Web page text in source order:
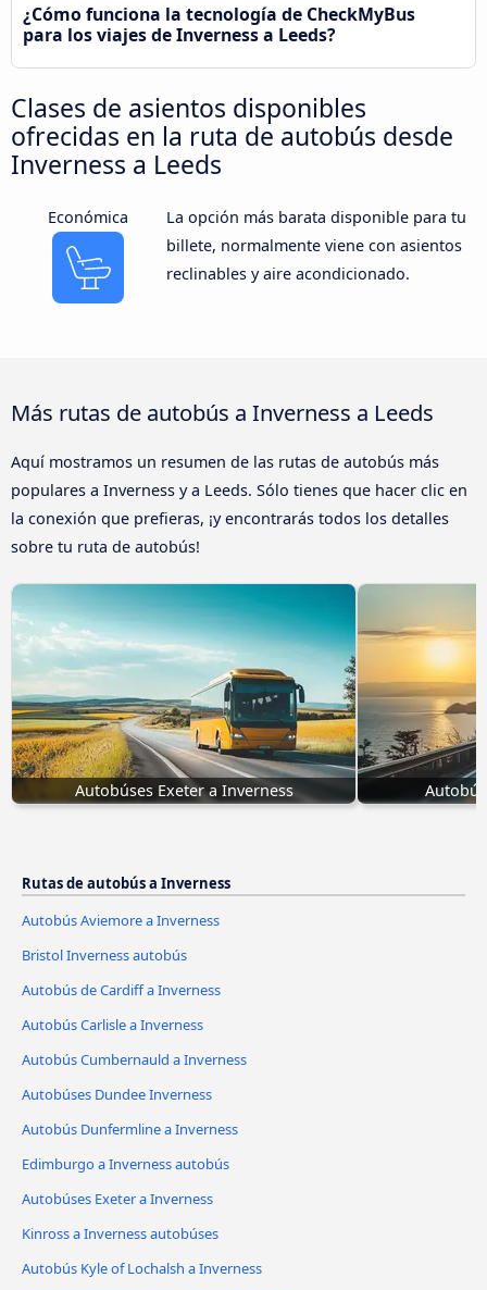
¿Cómo funciona la tecnología de CheckMyBus
para los viajes de Inverness a Leeds?
Clases de asientos disponibles
ofrecidas en la ruta de autobús desde
Inverness a Leeds
Económica
La opción más barata disponible para tu
billete, normalmente viene con asientos
reclinables y aire acondicionado.
Más rutas de autobús a Inverness a Leeds
Aquí mostramos un resumen de las rutas de autobús más
populares a Inverness y a Leeds. Sólo tienes que hacer clic en
la conexión que prefieras, ¡y encontrarás todos los detalles
sobre tu ruta de autobús!
Autobúses Exeter a Inverness
Rutas de autobús a Inverness
Autobús Aviemore a Inverness
Bristol Inverness autobús
Autobús de Cardiff a Inverness
Autobús Carlisle a Inverness
Autobús Cumbernauld a Inverness
Autobúses Dundee Inverness
Autobús Dunfermline a Inverness
Edimburgo a Inverness autobús
Autobúses Exeter a Inverness
Kinross a Inverness autobúses
Autobús Kyle of Lochalsh a Inverness